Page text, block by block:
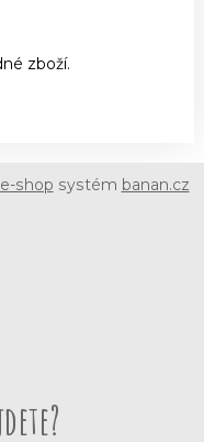
zboží.
e-shop systém banan.cz